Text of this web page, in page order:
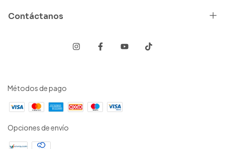
Contáctanos
Métodos de pago
Opciones de envío